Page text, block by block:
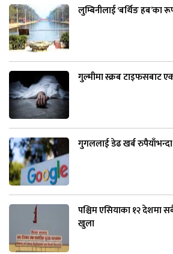
लुम्बिनीलाई ‘बर्थिङ हब’का
गुल्मीमा स्क्रब टाइफसबाट
गुगललाई डेढ खर्ब रुपैयाँभन्दा
पश्चिम एसियाका १२ देशमा
खुला